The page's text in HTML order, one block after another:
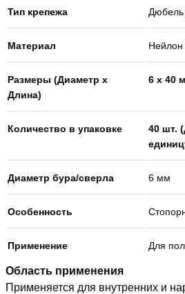
Тип крепежа Дюбель
Материал Нейлон
Размеры (Диаметр х
Длина)
6 х 40
Количество в упаковке 40 шт.
Диаметр бура/сверла 6 мм
Особенность
Применение Для
Область применения
Применяется для внутренних и